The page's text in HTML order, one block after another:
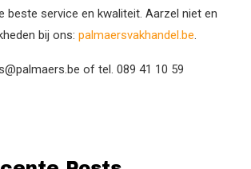
beste service en kwaliteit. Aarzel niet en
bij ons: palmaersvakhandel.be.
of tel. 089 41 10 59